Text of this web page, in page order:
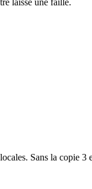
Sans la copie 3